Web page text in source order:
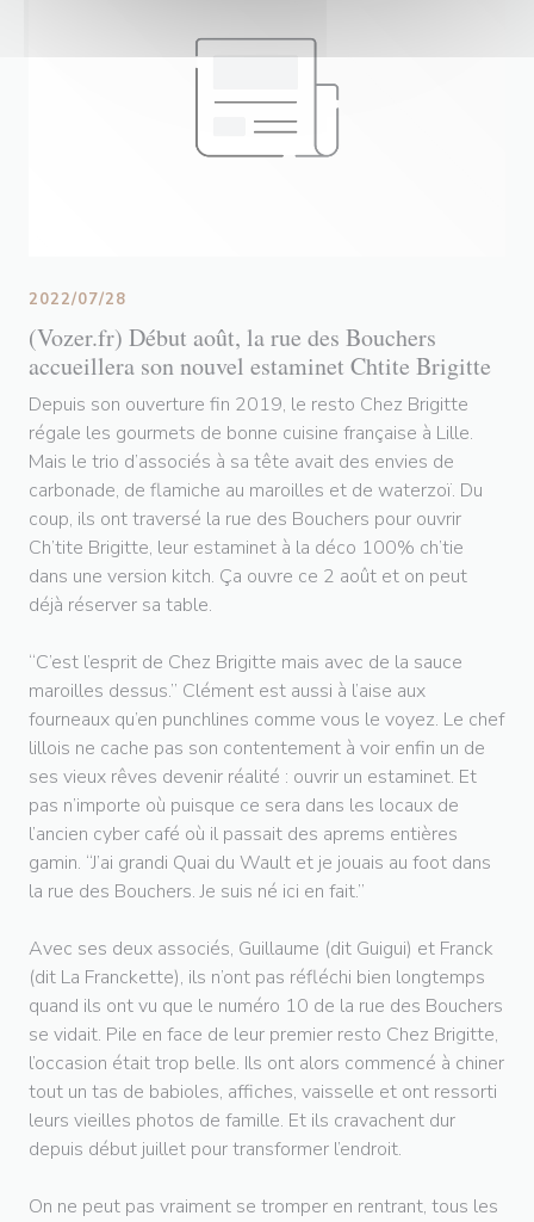
(Vozer.fr) Début août, la rue des Bouchers
accueillera son nouvel estaminet Chtite Brigitte
2022/07/28
Depuis son ouverture fin 2019, le resto Chez Brigitte
régale les gourmets de bonne cuisine française à Lille.
Mais le trio d’associés à sa tête avait des envies de
carbonade, de flamiche au maroilles et de waterzoï. Du
coup, ils ont traversé la rue des Bouchers pour ouvrir
Ch’tite Brigitte, leur estaminet à la déco 100% ch’tie
dans une version kitch. Ça ouvre ce 2 août et on peut
déjà réserver sa table.
“C’est l’esprit de Chez Brigitte mais avec de la sauce
maroilles dessus.” Clément est aussi à l’aise aux
fourneaux qu’en punchlines comme vous le voyez. Le chef
lillois ne cache pas son contentement à voir enfin un de
ses vieux rêves devenir réalité : ouvrir un estaminet. Et
pas n’importe où puisque ce sera dans les locaux de
l’ancien cyber café où il passait des aprems entières
gamin. “J’ai grandi Quai du Wault et je jouais au foot dans
la rue des Bouchers. Je suis né ici en fait.”
Avec ses deux associés, Guillaume (dit Guigui) et Franck
(dit La Franckette), ils n’ont pas réfléchi bien longtemps
quand ils ont vu que le numéro 10 de la rue des Bouchers
se vidait. Pile en face de leur premier resto Chez Brigitte,
l’occasion était trop belle. Ils ont alors commencé à chiner
tout un tas de babioles, affiches, vaisselle et ont ressorti
leurs vieilles photos de famille. Et ils cravachent dur
depuis début juillet pour transformer l’endroit.
On ne peut pas vraiment se tromper en rentrant, tous les